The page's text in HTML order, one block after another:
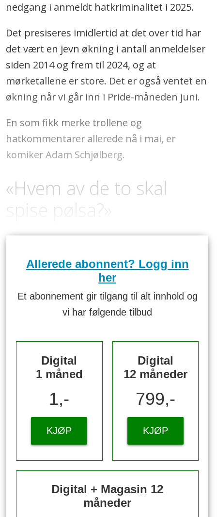
nedgang i anmeldt hatkriminalitet i 2025.
Det presiseres imidlertid at det over tid har
det vært en jevn økning i antall anmeldelser
siden 2014 og frem til 2024, og at
mørketallene er store. Det er også ventet en
økning når vi går inn i Pride-måneden juni.
En som fikk merke trollene og
hatkommentarer allerede nå i mai, er
komiker Adam Schjølberg.
«Hvem av de to skal
spise pølsa?»
Allerede abonnent? Logg inn
her
Et abonnement gir tilgang til alt innhold og
vi har følgende tilbud
Digital
1 måned
1,-
KJØP
Digital
12 måneder
799,-
KJØP
Digital + Magasin 12
måneder